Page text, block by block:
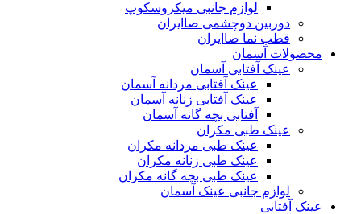
لوازم جانبی میکروسکوپ
دوربین دوچشمی صاایران
قطب نما صاایران
محصولات آسمان
عینک آفتابی آسمان
عینک آفتابی مردانه آسمان
عینک آفتابی زنانه آسمان
آفتابی بچه گانه آسمان
عینک طبی مکران
عینک طبی مردانه مکران
عینک طبی زنانه مکران
عینک طبی بچه گانه مکران
لوازم جانبی عینک آسمان
عینک آفتابی